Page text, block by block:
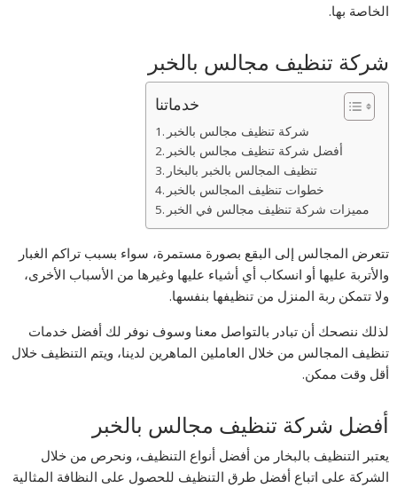
الخاصة بها.
شركة تنظيف مجالس بالخبر
خدماتنا
شركة تنظيف مجالس بالخبر
أفضل شركة تنظيف مجالس بالخبر
تنظيف المجالس بالخبر بالبخار
خطوات تنظيف المجالس بالخبر
مميزات شركة تنظيف مجالس في الخبر
تتعرض المجالس إلى البقع بصورة مستمرة، سواء بسبب تراكم الغبار
والأتربة عليها أو انسكاب أي أشياء عليها وغيرها من الأسباب الأخرى،
ولا تتمكن ربة المنزل من تنظيفها بنفسها.
لذلك ننصحك أن تبادر بالتواصل معنا وسوف نوفر لك أفضل خدمات
تنظيف المجالس من خلال العاملين الماهرين لدينا، ويتم التنظيف خلال
أقل وقت ممكن.
أفضل شركة تنظيف مجالس بالخبر
يعتبر التنظيف بالبخار من أفضل أنواع التنظيف، ونحرص من خلال
الشركة على اتباع أفضل طرق التنظيف للحصول على النظافة المثالية